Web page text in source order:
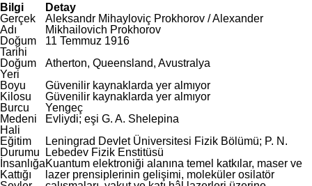
Bilgi
Detay
Gerçek
Adı
Aleksandr Mihayloviç Prokhorov / Alexander
Mikhailovich Prokhorov
Doğum
Tarihi
11 Temmuz 1916
Doğum
Yeri
Atherton, Queensland, Avustralya
Boyu
Güvenilir kaynaklarda yer almıyor
Kilosu
Güvenilir kaynaklarda yer almıyor
Burcu
Yengeç
Medeni
Hali
Evliydi; eşi G. A. Shelepina
Eğitim
Durumu
Leningrad Devlet Üniversitesi Fizik Bölümü; P. N.
Lebedev Fizik Enstitüsü
İnsanlığa
Kattığı
Kuantum elektroniği alanına temel katkılar, maser ve
lazer prensiplerinin gelişimi, moleküler osilatör